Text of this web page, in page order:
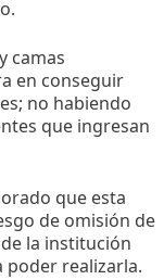
camas
en conseguir
no habiendo
que ingresan
que esta
de omisión de
la institución
poder realizarla.